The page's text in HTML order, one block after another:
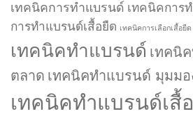
เทคนิคการทำแบรนด์ เทคนิคการ
การทำแบรนด์เสื้อยืด เทคนิคการเลือกเสื้อยืด
เทคนิคทำแบรนด์ เทคนิ
ตลาด เทคนิคทำแบรนด์ มุมมอ
เทคนิคทำแบรนด์เสื้อ